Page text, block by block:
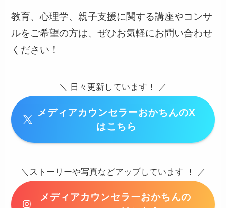
教育、心理学、親子支援に関する講座やコンサ
ルをご希望の方は、ぜひお気軽にお問い合わせ
ください！
＼ 日々更新しています！ ／
メディアカウンセラーおかちんのX
はこちら
＼ストーリーや写真などアップしています ！ ／
メディアカウンセラーおかちんの